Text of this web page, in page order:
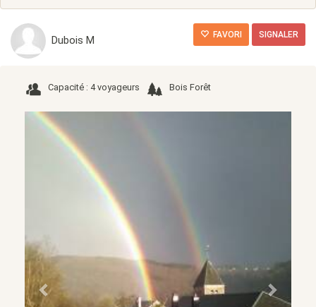
Dubois M FAVORI SIGNALER
Capacité : 4 voyageurs Bois Forêt
Précédent